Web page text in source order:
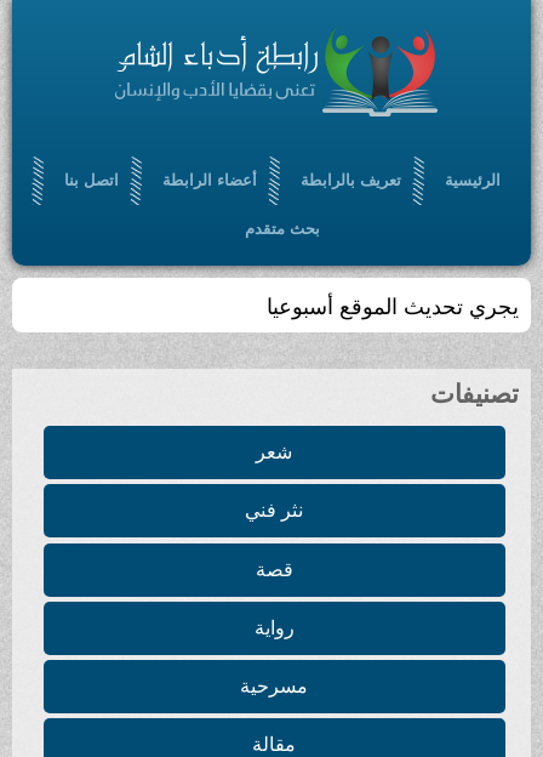
الرئيسية تعريف بالرابطة أعضاء الرابطة اتصل بنا
بحث متقدم
يجري تحديث الموقع أسبوعيا
تصنيفات
شعر
نثر فني
قصة
رواية
مسرحية
مقالة